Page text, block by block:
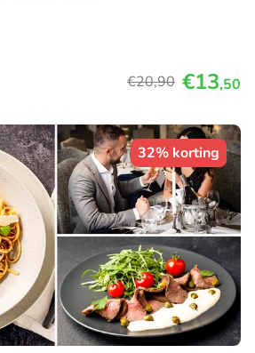
€20,90 €13,50
32% korting